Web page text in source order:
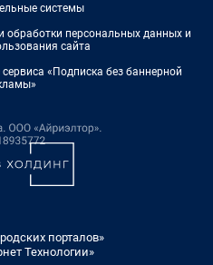
системы
обработки персональных данных и
сайта
«Подписка без баннерной
порталов»
Технологии»